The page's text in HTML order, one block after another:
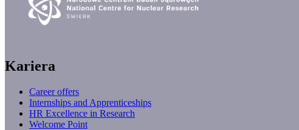
Kariera
Career offers
Internships and Apprenticeships
HR Excellence in Research
Welcome Point